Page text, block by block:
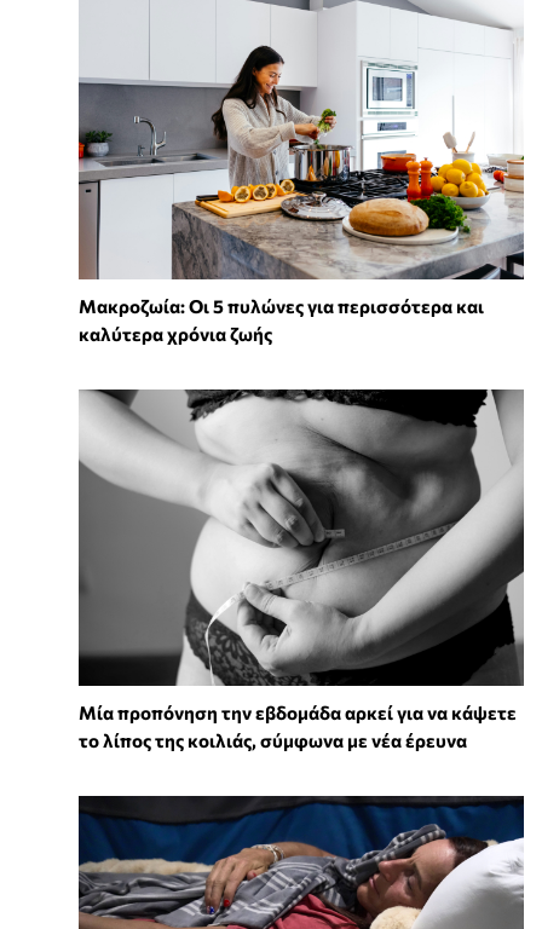
Mακροζωία: Οι 5 πυλώνες για περισσότερα και
καλύτερα χρόνια ζωής
Μία προπόνηση την εβδομάδα αρκεί για να κάψετε
το λίπος της κοιλιάς, σύμφωνα με νέα έρευνα